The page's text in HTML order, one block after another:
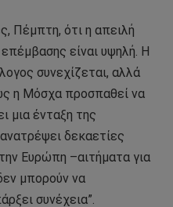
Πέμπτη, ότι η απειλή
είναι υψηλή. Η
συνεχίζεται, αλλά
η Μόσχα προσπαθεί να
μια ένταξη της
δεκαετίες
Ευρώπη –αιτήματα για
μπορούν να
συνέχεια”.